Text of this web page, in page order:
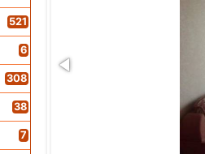
521
6
308
38
7